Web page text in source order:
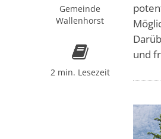
Gemeinde
Wallenhorst
2 min. Lesezeit
und